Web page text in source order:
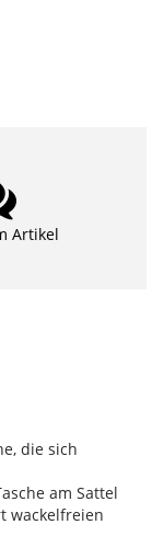
Artikel
die sich
am Sattel
wackelfreien